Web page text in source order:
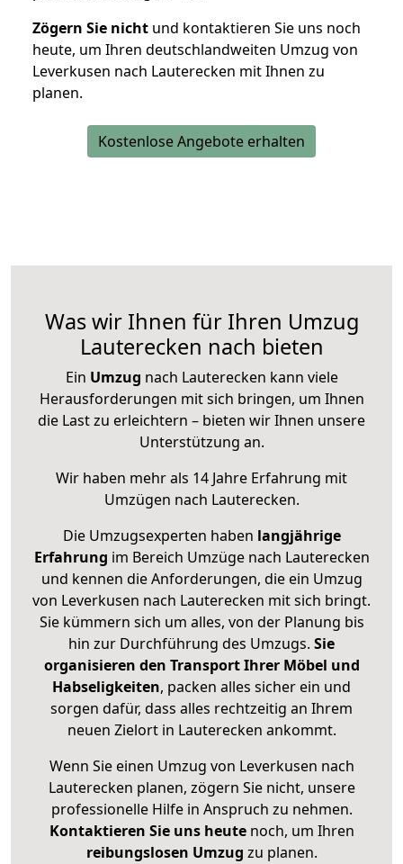
Zögern Sie nicht und kontaktieren Sie uns noch
heute, um Ihren deutschlandweiten Umzug von
Leverkusen nach Lauterecken mit Ihnen zu
planen.
Kostenlose Angebote erhalten
Was wir Ihnen für Ihren Umzug
Lauterecken nach bieten
Ein Umzug nach Lauterecken kann viele
Herausforderungen mit sich bringen, um Ihnen
die Last zu erleichtern – bieten wir Ihnen unsere
Unterstützung an.
Wir haben mehr als 14 Jahre Erfahrung mit
Umzügen nach Lauterecken.
Die Umzugsexperten haben langjährige
Erfahrung im Bereich Umzüge nach Lauterecken
und kennen die Anforderungen, die ein Umzug
von Leverkusen nach Lauterecken mit sich bringt.
Sie kümmern sich um alles, von der Planung bis
hin zur Durchführung des Umzugs. Sie
organisieren den Transport Ihrer Möbel und
Habseligkeiten, packen alles sicher ein und
sorgen dafür, dass alles rechtzeitig an Ihrem
neuen Zielort in Lauterecken ankommt.
Wenn Sie einen Umzug von Leverkusen nach
Lauterecken planen, zögern Sie nicht, unsere
professionelle Hilfe in Anspruch zu nehmen.
Kontaktieren Sie uns heutenoch, um Ihren
reibungslosen Umzug zu planen.